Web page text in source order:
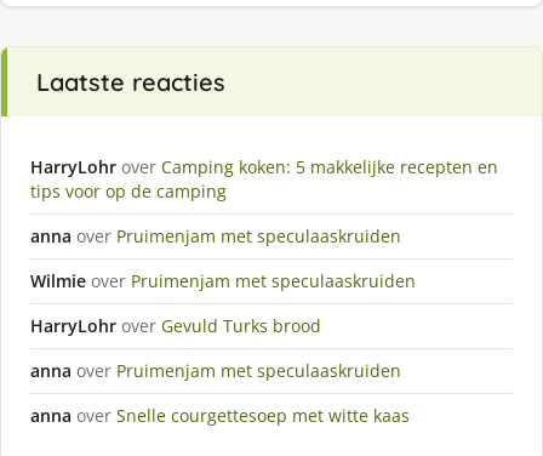
Laatste reacties
HarryLohr over Camping koken: 5 makkelijke recepten en
tips voor op de camping
anna over Pruimenjam met speculaaskruiden
Wilmie over Pruimenjam met speculaaskruiden
HarryLohr over Gevuld Turks brood
anna over Pruimenjam met speculaaskruiden
anna over Snelle courgettesoep met witte kaas